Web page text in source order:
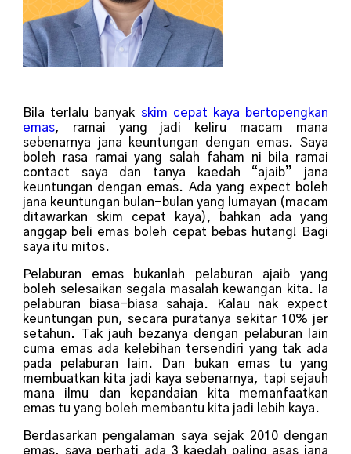
Bila terlalu banyak skim cepat kaya bertopengkan
emas, ramai yang jadi keliru macam mana
sebenarnya jana keuntungan dengan emas. Saya
boleh rasa ramai yang salah faham ni bila ramai
contact saya dan tanya kaedah “ajaib” jana
keuntungan dengan emas. Ada yang expect boleh
jana keuntungan bulan-bulan yang lumayan (macam
ditawarkan skim cepat kaya), bahkan ada yang
anggap beli emas boleh cepat bebas hutang! Bagi
saya itu mitos.
Pelaburan emas bukanlah pelaburan ajaib yang
boleh selesaikan segala masalah kewangan kita. Ia
pelaburan biasa-biasa sahaja. Kalau nak expect
keuntungan pun, secara puratanya sekitar 10% jer
setahun. Tak jauh bezanya dengan pelaburan lain
cuma emas ada kelebihan tersendiri yang tak ada
pada pelaburan lain. Dan bukan emas tu yang
membuatkan kita jadi kaya sebenarnya, tapi sejauh
mana ilmu dan kepandaian kita memanfaatkan
emas tu yang boleh membantu kita jadi lebih kaya.
Berdasarkan pengalaman saya sejak 2010 dengan
emas, saya perhati ada 3 kaedah paling asas jana